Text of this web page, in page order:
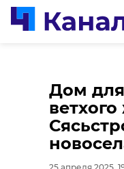
Дом
В
пьяный
летней
25 апреля 2025,